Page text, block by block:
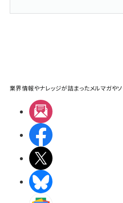
業界情報やナレッジが詰まったメルマガや